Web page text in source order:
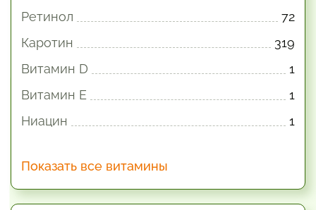
Ретинол
72
Каротин
319
Витамин D
1
Витамин E
1
Ниацин
1
Показать все витамины